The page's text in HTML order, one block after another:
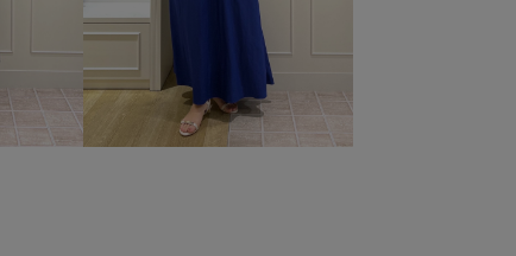
合わせやすい
耐久性 肌馴染が良い